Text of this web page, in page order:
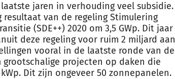
jaren in verhouding veel subsidie.
van de regeling Stimulering
(SDE++) 2020 om 3,5 GWp. Dit jaar
deze regeling voor ruim 2 miljard aan
vooral in de laatste ronde van de
grootschalige projecten op daken die
Dit zijn ongeveer 50 zonnepanelen.